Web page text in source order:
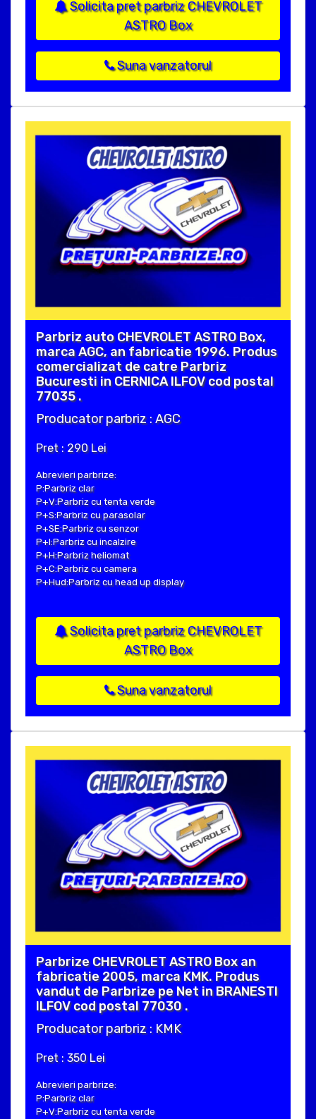
Solicita pret parbriz CHEVROLET
ASTRO Box
Suna vanzatorul
Parbriz auto CHEVROLET ASTRO Box,
marca AGC, an fabricatie 1996. Produs
comercializat de catre Parbriz
Bucuresti in CERNICA ILFOV cod postal
77035 .
Producator parbriz : AGC
Pret : 290 Lei
Abrevieri parbrize:
P:Parbriz clar
P+V:Parbriz cu tenta verde
P+S:Parbriz cu parasolar
P+SE:Parbriz cu senzor
P+I:Parbriz cu incalzire
P+H:Parbriz heliomat
P+C:Parbriz cu camera
P+Hud:Parbriz cu head up display
Solicita pret parbriz CHEVROLET
ASTRO Box
Suna vanzatorul
Parbrize CHEVROLET ASTRO Box an
fabricatie 2005, marca KMK. Produs
vandut de Parbrize pe Net in BRANESTI
ILFOV cod postal 77030 .
Producator parbriz : KMK
Pret : 350 Lei
Abrevieri parbrize:
P:Parbriz clar
P+V:Parbriz cu tenta verde